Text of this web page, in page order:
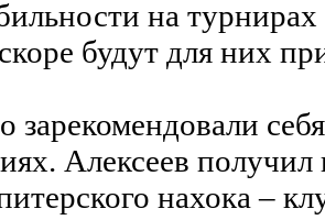
на
будут для них
зарекомендовали
Алексеев
нахока –